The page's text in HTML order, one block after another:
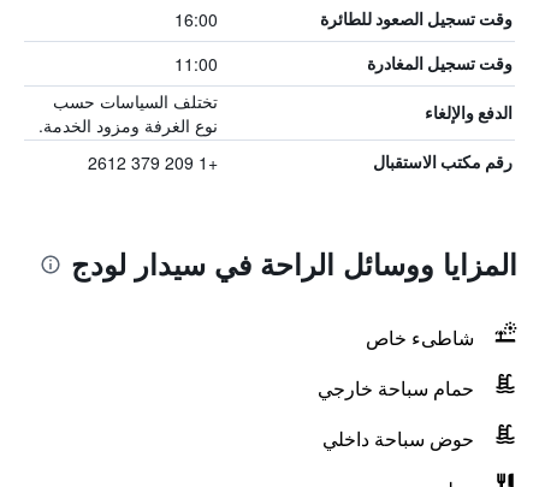
وقت تسجيل الصعود للطائرة 16:00
وقت تسجيل المغادرة 11:00
الدفع والإلغاء
تختلف السياسات حسب
نوع الغرفة ومزود الخدمة.
رقم مكتب الاستقبال +1 209 379 2612
المزايا ووسائل الراحة في سيدار لودج
شاطىء خاص
حمام سباحة خارجي
حوض سباحة داخلي